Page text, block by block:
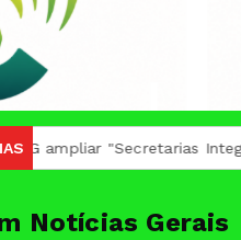
"Secretarias Integradas"
Notícias Gerais